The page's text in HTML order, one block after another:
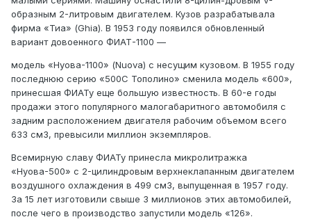
образным 2-литровым двигателем. Кузов разрабатывала
фирма «Тиа» (Ghia). В 1953 году появился обновленный
вариант довоенного ФИАТ-1100 —
модель «Нуова-1100» (Nuova) с несущим кузовом. В 1955 году
последнюю серию «500С Тополино» сменила модель «600»,
принесшая ФИАТу еще большую известность. В 60-е годы
продажи этого популярного малогабаритного автомобиля с
задним расположением двигателя рабочим объемом всего
633 см3, превысили миллион экземпляров.
Всемирную славу ФИАТу принесла микролитражка
«Нуова-500» с 2-цилиндровым верхнеклапанным двигателем
воздушного охлаждения в 499 см3, выпущенная в 1957 году.
За 15 лет изготовили свыше 3 миллионов этих автомобилей,
после чего в производство запустили модель «126».